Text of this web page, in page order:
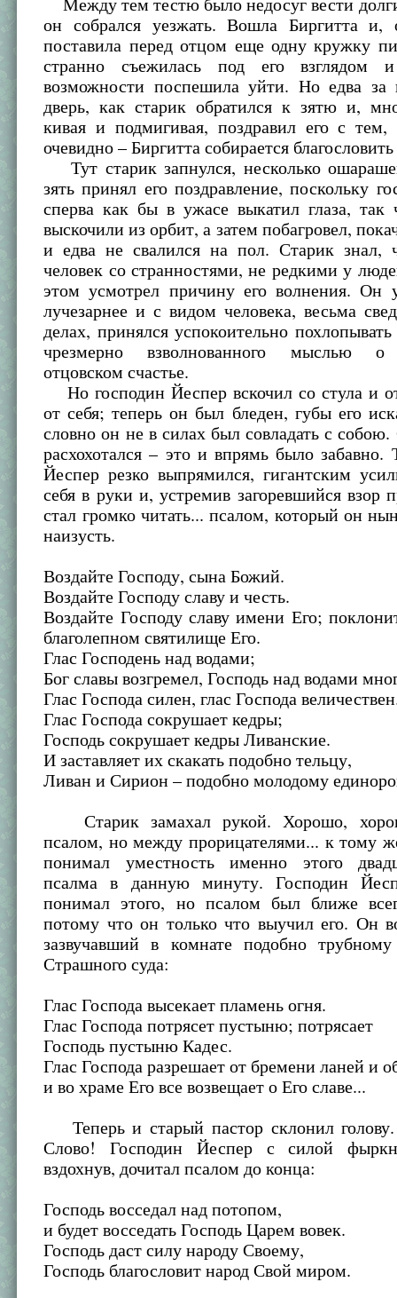
он собрался уезжать. Вошла Биргитта и,
поставила перед отцом еще одну кружку
странно съежилась под его взглядом
возможности поспешила уйти. Но едва за
дверь, как старик обратился к зятю и,
кивая и подмигивая, поздравил его с
очевидно – Биргитта собирается
Тут старик запнулся, несколько
зять принял его поздравление, поскольку
сперва как бы в ужасе выкатил глаза, так
выскочили из орбит, а затем побагровел,
и едва не свалился на пол. Старик знал,
человек со странностями, не редкими у
этом усмотрел причину его волнения. Он
лучезарнее и с видом человека, весьма
делах, принялся успокоительно
чрезмерно взволнованного мыслью о
отцовском счастье.
Но господин Йеспер вскочил со стула и
от себя; теперь он был бледен, губы его
словно он не в силах был совладать с
расхохотался – это и впрямь было забавно.
Йеспер резко выпрямился, гигантским
себя в руки и, устремив загоревшийся взор
стал громко читать... псалом, который он
наизусть.
Воздайте Господу, сына Божий.
Воздайте Господу славу и честь.
Воздайте Господу славу имени Его;
благолепном святилище Его.
Глас Господень над водами;
Бог славы возгремел, Господь над водами
Глас Господа силен, глас Господа
Глас Господа сокрушает кедры;
Господь сокрушает кедры Ливанские.
И заставляет их скакать подобно тельцу,
Ливан и Сирион – подобно молодому
Старик замахал рукой. Хорошо,
псалом, но между прорицателями... к тому
понимал уместность именно этого
псалма в данную минуту. Господин
понимал этого, но псалом был ближе
потому что он только что выучил его. Он
зазвучавший в комнате подобно
Страшного суда:
Глас Господа высекает пламень огня.
Глас Господа потрясет пустыню; потрясает
Господь пустыню Кадес.
Глас Господа разрешает от бремени ланей и
и во храме Его все возвещает о Его славе...
Теперь и старый пастор склонил
Слово! Господин Йеспер с силой
вздохнув, дочитал псалом до конца:
Господь восседал над потопом,
и будет восседать Господь Царем вовек.
Господь даст силу народу Своему,
Господь благословит народ Свой миром.